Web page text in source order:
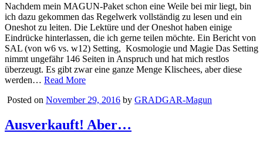
Nachdem mein MAGUN-Paket schon eine Weile bei mir liegt, bin
ich dazu gekommen das Regelwerk vollständig zu lesen und ein
Oneshot zu leiten. Die Lektüre und der Oneshot haben einige
Eindrücke hinterlassen, die ich gerne teilen möchte. Ein Bericht von
SAL (von w6 vs. w12) Setting, Kosmologie und Magie Das Setting
nimmt ungefähr 146 Seiten in Anspruch und hat mich restlos
überzeugt. Es gibt zwar eine ganze Menge Klischees, aber diese
werden… Read More
Posted on November 29, 2016 by GRADGAR-Magun
Ausverkauft! Aber…